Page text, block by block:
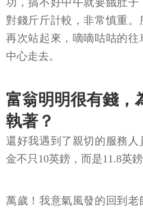
功，搞不好中午就要餓肚
對錢斤斤計較，非常慎重。
再次站起來，嘀嘀咕咕的
中心走去。
富翁明明很有錢，
執著？
還好我遇到了親切的服務
金不只10英鎊，而是11.8英
萬歲！我意氣風發的回到老